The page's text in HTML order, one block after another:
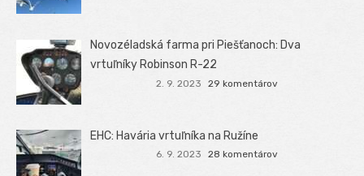
Novozéladská farma pri Piešťanoch: Dva
vrtuľníky Robinson R-22
2. 9. 2023 29 komentárov
EHC: Havária vrtuľníka na Ružíne
6. 9. 2023 28 komentárov